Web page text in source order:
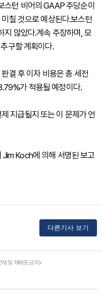
스턴 비어의 GAAP 주당순이
칠 것으로 예상된다.보스턴
지 않았다.계속 주장하며, 모
구할 계획이다.
결 후 이자 비용은 총 세전
가 적용될 예정이다.
지급될지 또는 이 문제가 언
Koch에 의해 서명된 보고
다른기사 보기
및 재배포 금지>